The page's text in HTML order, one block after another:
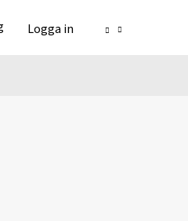
Logga in